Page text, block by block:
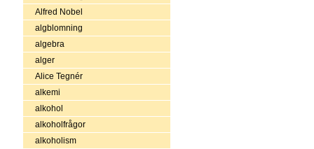
Alfred Nobel
algblomning
algebra
alger
Alice Tegnér
alkemi
alkohol
alkoholfrågor
alkoholism